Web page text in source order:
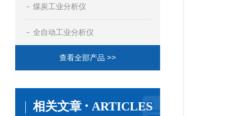
煤炭工业分析仪
全自动工业分析仪
查看全部产品 >>
相关文章 · ARTICLES